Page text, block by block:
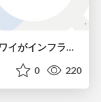
え？フロントエンドエンジニアの ワイがインフラも！？
0 220